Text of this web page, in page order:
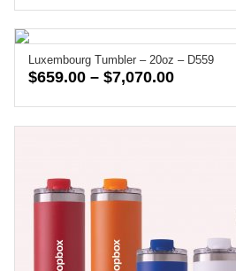
through
$5,575.00
Luxembourg Tumbler – 20oz – D559
$659.00 – $7,070.00Price